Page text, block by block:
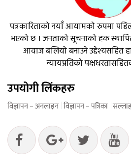
पत्रकारिताको नयाँ आयामको रुपमा
भएको छ । जनताको सूचनाको हक
आवाज बलियो बनाउने उद्देश्यसहित
न्यायप्रतिको
उपयोगी लिंकहरु
विज्ञापन – अनलाइन विज्ञापन – पत्रिका